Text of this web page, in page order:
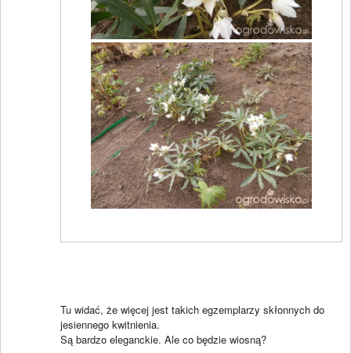
Tu widać, że więcej jest takich egzemplarzy skłonnych do
jesiennego kwitnienia.
Są bardzo eleganckie. Ale co będzie wiosną?